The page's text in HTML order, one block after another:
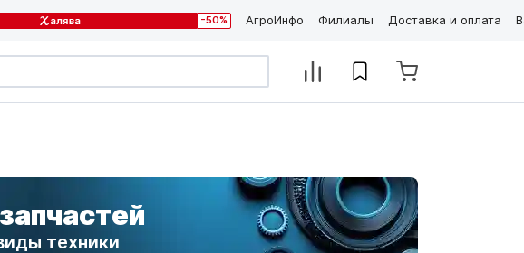
-50% АгроИнфо Филиалы Доставка и оплата
техники